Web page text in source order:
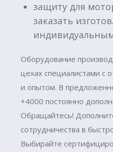
защиту для
заказать
Оборудование
цехах специалистами с
и опытом. В
+4000 постоянно
Обращайтесь!
сотрудничества в
Выбирайте